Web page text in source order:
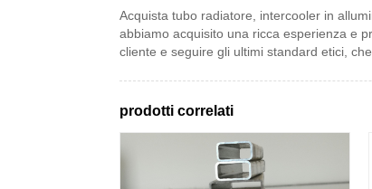
Acquista tubo radiatore, intercooler in
abbiamo acquisito una ricca esperienza e
cliente e seguire gli ultimi standard etici,
prodotti correlati